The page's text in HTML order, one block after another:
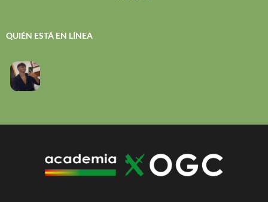
QUIÉN ESTÁ EN LÍNEA